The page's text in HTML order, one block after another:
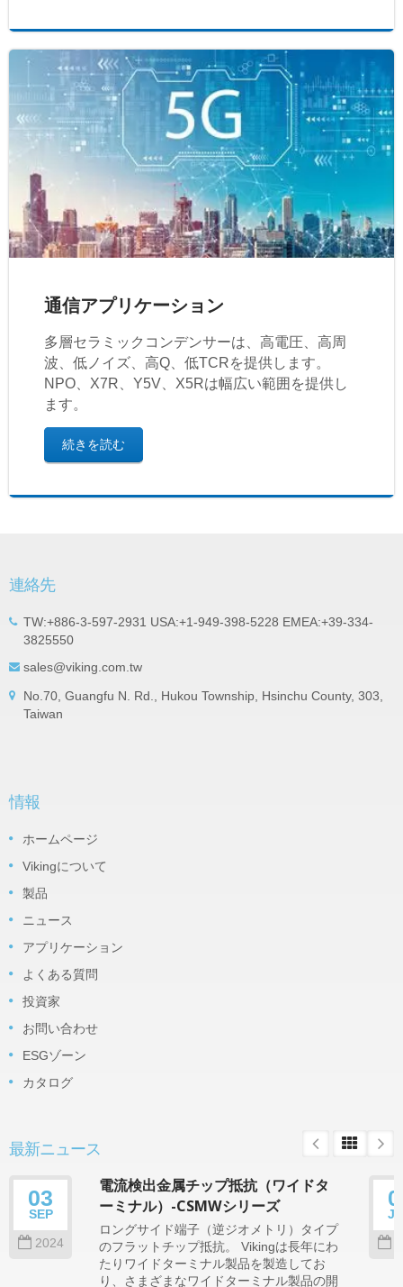
通信アプリケーション
多層セラミックコンデンサーは、高電圧、高周
波、低ノイズ、高Q、低TCRを提供します。
NPO、X7R、Y5V、X5Rは幅広い範囲を提供し
ます。
続きを読む
連絡先
TW:+886-3-597-2931 USA:+1-949-398-5228 EMEA:+39-334-
3825550
sales@viking.com.tw
No.70, Guangfu N. Rd., Hukou Township, Hsinchu County, 303,
Taiwan
情報
ホームページ
Vikingについて
製品
ニュース
アプリケーション
よくある質問
投資家
お問い合わせ
ESGゾーン
カタログ
最新ニュース
03
SEP
2024
電流検出金属チップ抵抗（ワイドタ
ーミナル）-CSMWシリーズ
ロングサイド端子（逆ジオメトリ）タイプ
のフラットチップ抵抗。 Vikingは長年にわ
たりワイドターミナル製品を製造してお
り、さまざまなワイドターミナル製品の開